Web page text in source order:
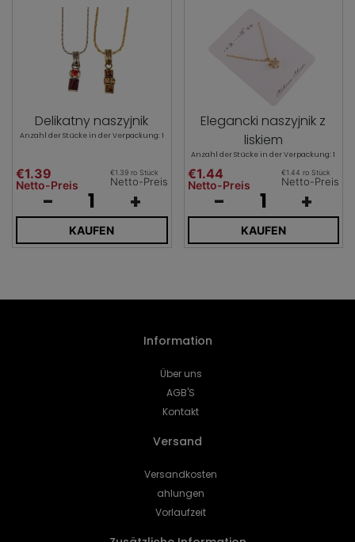
Delikatny naszyjnik
Anzahl der Stücke in der Verpackung: 1
€1.39
Netto-Preis
€1.39 ro Stück
Netto-Preis
- +
KAUFEN
Elegancki naszyjnik z
liskiem
Anzahl der Stücke in der Verpackung: 1
€1.44
Netto-Preis
€1.44 ro Stück
Netto-Preis
- +
KAUFEN
Information
Über uns
AGB'S
Kontakt
Versand
Versandkosten
ahlungen
Vorlaufzeit